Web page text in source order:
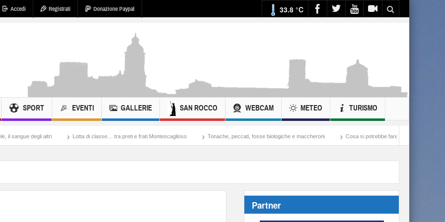
Accedi Registrati Donazione Paypal 33.8 °C
SPORT EVENTI GALLERIE SAN ROCCO WEBCAM METEO TURISMO
altri Lotta di classe… tra preti e frati Montescaglioso Tonache, peccati, fosse biologiche e maccheroni Cosa si potrebbe fare con ciò che si spende nella guerra
Partner